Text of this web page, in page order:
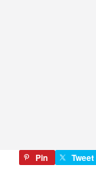
Tweet
Pin